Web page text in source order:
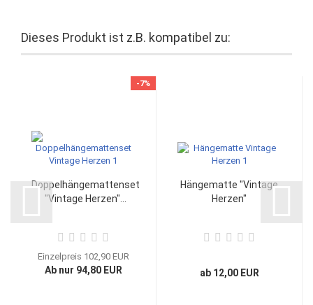
Dieses Produkt ist z.B. kompatibel zu:
-7%
Doppelhängemattenset
"Vintage Herzen"...
Einzelpreis 102,90 EUR
Ab nur 94,80 EUR
Hängematte "Vintage
Herzen"
ab 12,00 EUR